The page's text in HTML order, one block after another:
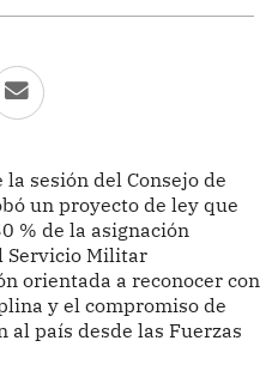
la sesión del Consejo de
un proyecto de ley que
% de la asignación
Servicio Militar
orientada a reconocer con
y el compromiso de
al país desde las Fuerzas